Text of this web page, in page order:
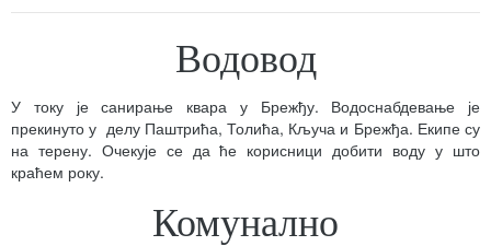
Водовод
У току је санирање квара у Брежђу. Водоснабдевање је
прекинуто у делу Паштрића, Толића, Кључа и Брежђа. Екипе су
на терену. Очекује се да ће корисници добити воду у што
краћем року.
Комунално